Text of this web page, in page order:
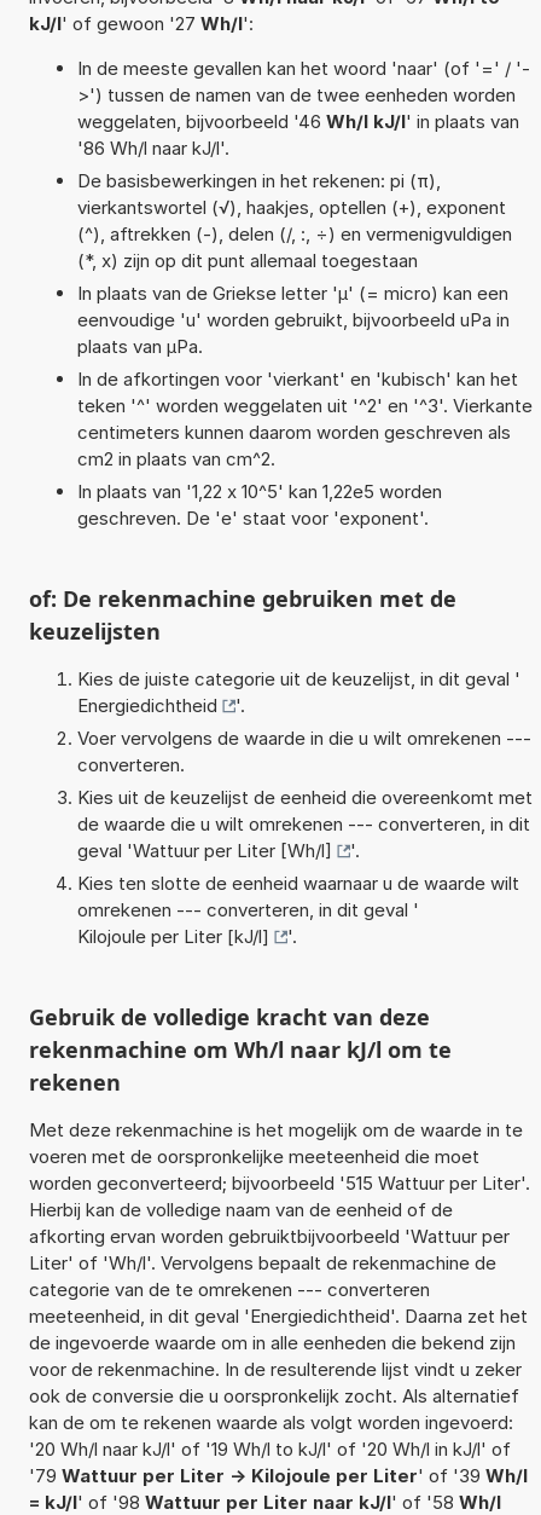
kJ/l' of gewoon '27 Wh/l':
In de meeste gevallen kan het woord 'naar' (of '=' / '-
>') tussen de namen van de twee eenheden worden
weggelaten, bijvoorbeeld '46 Wh/l kJ/l' in plaats van
'86 Wh/l naar kJ/l'.
De basisbewerkingen in het rekenen: pi (π),
vierkantswortel (√), haakjes, optellen (+), exponent
(^), aftrekken (-), delen (/, :, ÷) en vermenigvuldigen
(*, x) zijn op dit punt allemaal toegestaan
In plaats van de Griekse letter 'µ' (= micro) kan een
eenvoudige 'u' worden gebruikt, bijvoorbeeld uPa in
plaats van µPa.
In de afkortingen voor 'vierkant' en 'kubisch' kan het
teken '^' worden weggelaten uit '^2' en '^3'. Vierkante
centimeters kunnen daarom worden geschreven als
cm2 in plaats van cm^2.
In plaats van '1,22 x 10^5' kan 1,22e5 worden
geschreven. De 'e' staat voor 'exponent'.
of: De rekenmachine gebruiken met de
keuzelijsten
Kies de juiste categorie uit de keuzelijst, in dit geval '
Energiedichtheid
'.
Voer vervolgens de waarde in die u wilt omrekenen ---
converteren.
Kies uit de keuzelijst de eenheid die overeenkomt met
de waarde die u wilt omrekenen --- converteren, in dit
geval 'Wattuur per Liter [Wh/l]
'.
Kies ten slotte de eenheid waarnaar u de waarde wilt
omrekenen --- converteren, in dit geval '
Kilojoule per Liter [kJ/l]
'.
Gebruik de volledige kracht van deze
rekenmachine om Wh/l naar kJ/l om te
rekenen
Met deze rekenmachine is het mogelijk om de waarde in te
voeren met de oorspronkelijke meeteenheid die moet
worden geconverteerd; bijvoorbeeld '515 Wattuur per Liter'.
Hierbij kan de volledige naam van de eenheid of de
afkorting ervan worden gebruiktbijvoorbeeld 'Wattuur per
Liter' of 'Wh/l'. Vervolgens bepaalt de rekenmachine de
categorie van de te omrekenen --- converteren
meeteenheid, in dit geval 'Energiedichtheid'. Daarna zet het
de ingevoerde waarde om in alle eenheden die bekend zijn
voor de rekenmachine. In de resulterende lijst vindt u zeker
ook de conversie die u oorspronkelijk zocht. Als alternatief
kan de om te rekenen waarde als volgt worden ingevoerd:
'20 Wh/l naar kJ/l' of '19 Wh/l to kJ/l' of '20 Wh/l in kJ/l' of
'79 Wattuur per Liter -> Kilojoule per Liter' of '39 Wh/l
= kJ/l' of '98 Wattuur per Liter naar kJ/l' of '58 Wh/l